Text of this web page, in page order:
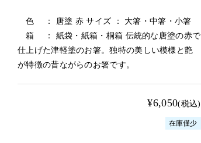
色 ： 唐塗 赤 サイズ ： 大箸・中箸・小箸
箱 ： 紙袋・紙箱・桐箱 伝統的な唐塗の赤で
仕上げた津軽塗のお箸。独特の美しい模様と艶
が特徴の昔ながらのお箸です。
¥6,050(税込)
在庫僅少